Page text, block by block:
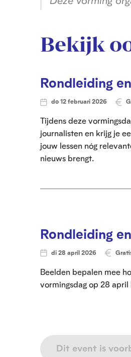
n
e
n
Bekijk
Rondleiding
do 12 februari 2026
Tijdens deze
journalisten en krijg je
jouw lessen nóg
nieuws brengt.
Rondleiding
di 28 april 2026
Beelden bepalen mee
vormingsdag op 28
Dit event is